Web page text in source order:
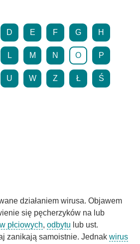
D E F G H
L M N O P
U W Z Ł Ś
działaniem wirusa. Objawem
się pęcherzyków na lub
płciowych, odbytu lub ust.
zanikają samoistnie. Jednak wirus